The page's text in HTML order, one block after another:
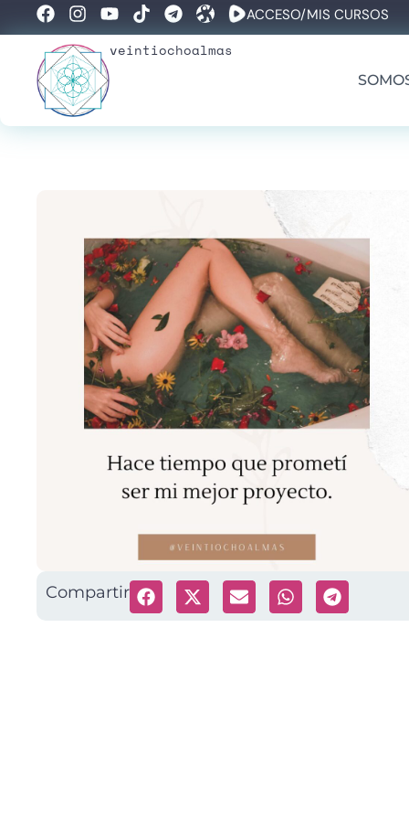
ACCESO/MIS CURSOS
veintiochoalmas
Compartir